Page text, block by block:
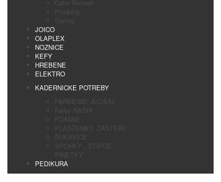
Color Refresh
Produkty
Styling
JOICO
OLAPLEX
NOZNICE
KEFY
HREBENE
ELEKTRO
KADERNICKE POTREBY
FARBENIE/ ALOBAL
Farby NASHI
FOAMIE
PLASTENKY, ZASTERY
RUKAVICE
SPONKY , STIPCE ,
PINETKY
PEDIKURA